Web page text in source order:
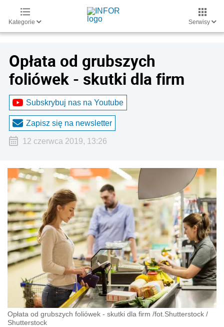
Kategorie Serwisy
Opłata od grubszych
foliówek - skutki dla firm
Subskrybuj nas na Youtube
Zapisz się na newsletter
12 czerwca 2019, 13:26
Opłata od grubszych foliówek - skutki dla firm /fot.Shutterstock /
Shutterstock